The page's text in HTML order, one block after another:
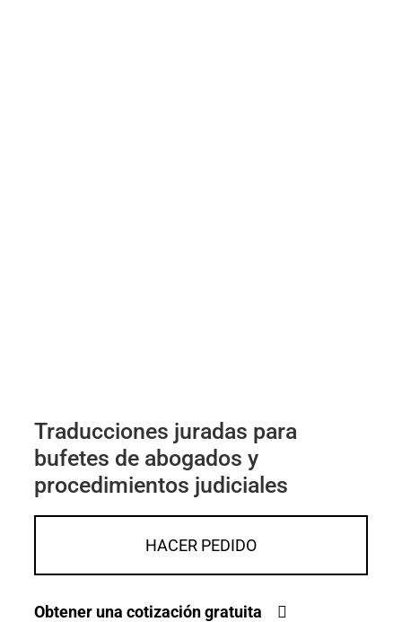
Traducciones juradas para
bufetes de abogados y
procedimientos judiciales
HACER PEDIDO
Obtener una cotización gratuita